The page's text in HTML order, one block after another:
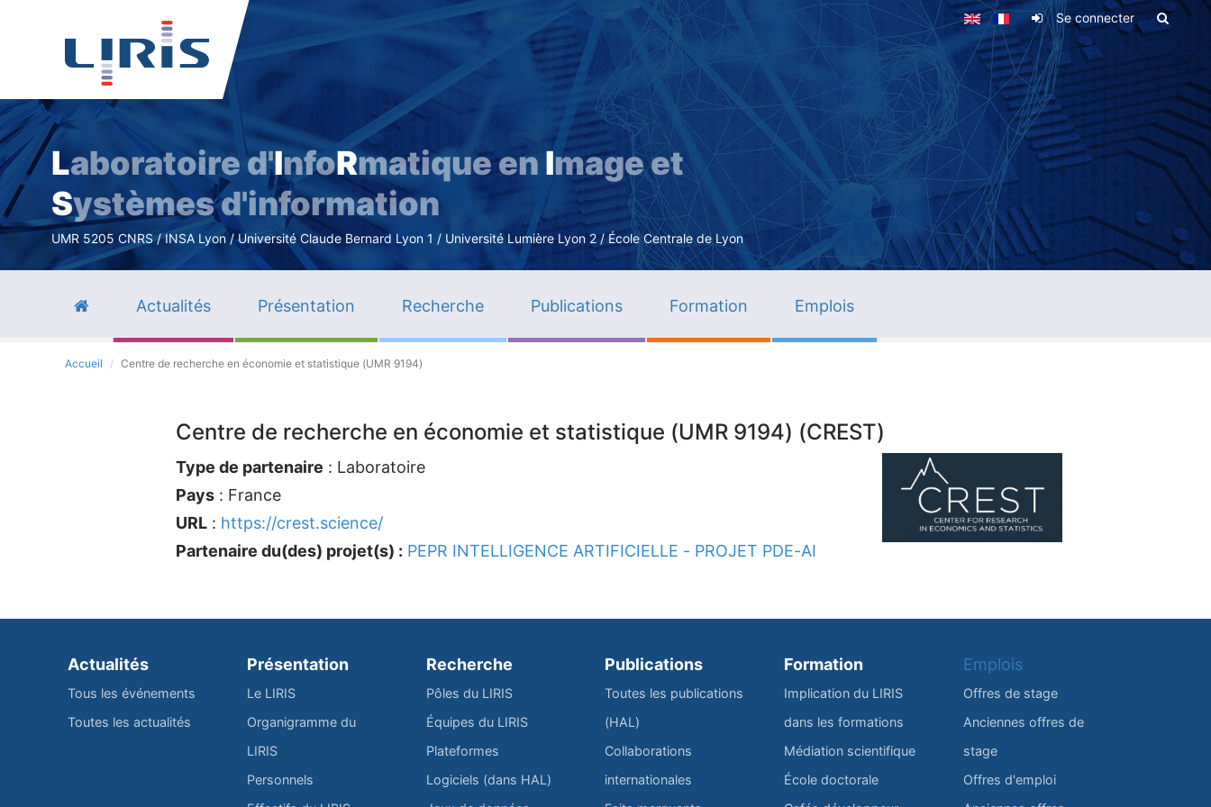
Aller
contenu
principal
Se connecter
Laboratoire d'InfoRmatique en Image et
Systèmes d'information
UMR 5205 CNRS / INSA Lyon / Université Claude Bernard Lyon 1 / Université Lumière Lyon 2 / École Centrale de Lyon
Actualités Présentation Recherche Publications Formation Emplois
Accueil Centre de recherche en économie et statistique (UMR 9194)
Centre de recherche en économie et statistique (UMR 9194) (CREST)
Type de partenaire : Laboratoire
Pays : France
URL : https://crest.science/
Partenaire du(des) projet(s) : PEPR INTELLIGENCE ARTIFICIELLE - PROJET PDE-AI
Actualités
Tous les événements
Toutes les actualités
Présentation
Le LIRIS
Organigramme du
LIRIS
Personnels
Recherche
Pôles du LIRIS
Équipes du LIRIS
Plateformes
Logiciels (dans HAL)
Publications
Toutes les publications
(HAL)
Collaborations
internationales
Formation
Implication du LIRIS
dans les formations
Médiation scientifique
École doctorale
Emplois
Offres de stage
Anciennes offres de
stage
Offres d'emploi